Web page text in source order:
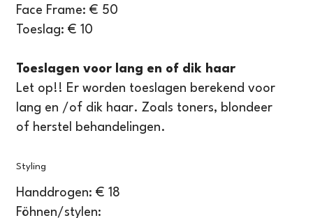
Face Frame: € 50
Toeslag: € 10
Toeslagen voor lang en of dik haar
Let op!! Er worden toeslagen berekend voor
lang en /of dik haar. Zoals toners, blondeer
of herstel behandelingen.
Styling
Handdrogen: € 18
Föhnen/stylen: